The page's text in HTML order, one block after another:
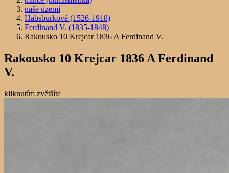
naše území
Habsburkové (1526-1918)
Ferdinand V. (1835-1848)
Rakousko 10 Krejcar 1836 A Ferdinand V.
Rakousko 10 Krejcar 1836 A Ferdinand
V.
kliknutím zvětšíte